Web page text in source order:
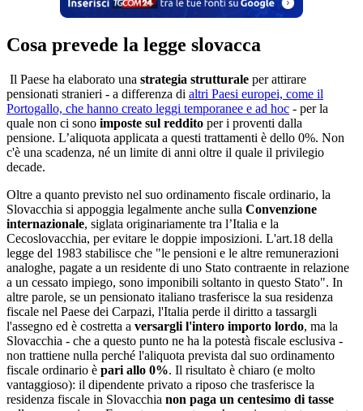
Cosa prevede la legge slovacca
Il Paese ha elaborato una strategia strutturale per attirare
pensionati stranieri - a differenza di altri Paesi europei, come il
Portogallo, che hanno creato leggi temporanee e ad hoc - per la
quale non ci sono imposte sul reddito per i proventi dalla
pensione. L’aliquota applicata a questi trattamenti è dello 0%. Non
c'è una scadenza, né un limite di anni oltre il quale il privilegio
decade.
Oltre a quanto previsto nel suo ordinamento fiscale ordinario, la
Slovacchia si appoggia legalmente anche sulla Convenzione
internazionale, siglata originariamente tra l’Italia e la
Cecoslovacchia, per evitare le doppie imposizioni. L'art.18 della
legge del 1983 stabilisce che "le pensioni e le altre remunerazioni
analoghe, pagate a un residente di uno Stato contraente in relazione
a un cessato impiego, sono imponibili soltanto in questo Stato". In
altre parole, se un pensionato italiano trasferisce la sua residenza
fiscale nel Paese dei Carpazi, l'Italia perde il diritto a tassargli
l'assegno ed è costretta a versargli l'intero importo lordo, ma la
Slovacchia - che a questo punto ne ha la potestà fiscale esclusiva -
non trattiene nulla perché l'aliquota prevista dal suo ordinamento
fiscale ordinario è pari allo 0%. Il risultato è chiaro (e molto
vantaggioso): il dipendente privato a riposo che trasferisce la
residenza fiscale in Slovacchia non paga un centesimo di tasse